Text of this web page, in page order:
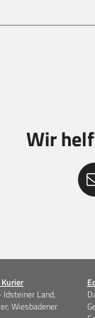
Wir
Land,
Wiesbadener